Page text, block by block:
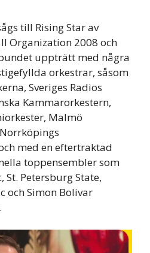
till Rising Star av
Organization 2008 och
uppträtt med några
orkestrar, såsom
Sveriges Radios
Kammarorkestern,
Malmö
med en eftertraktad
toppensembler som
Petersburg State,
och Simon Bolivar